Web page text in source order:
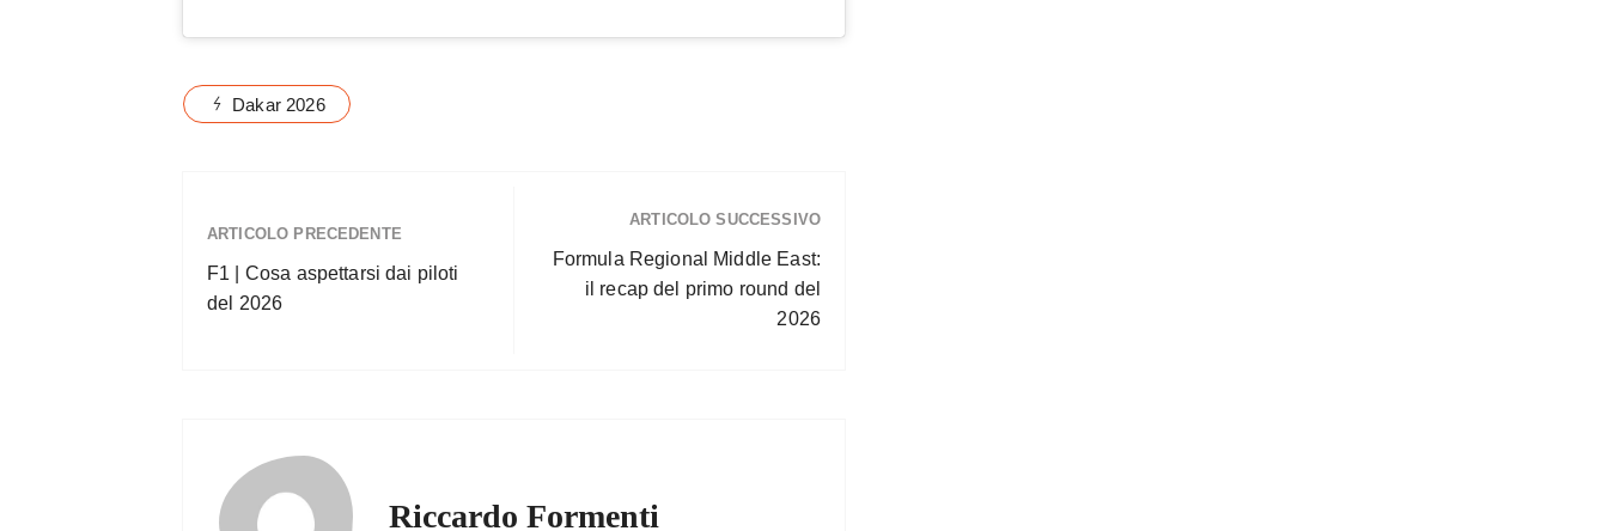
Dakar 2026
ARTICOLO PRECEDENTE
F1 | Cosa aspettarsi dai piloti
del 2026
ARTICOLO SUCCESSIVO
Formula Regional Middle East:
il recap del primo round del
2026
Riccardo Formenti